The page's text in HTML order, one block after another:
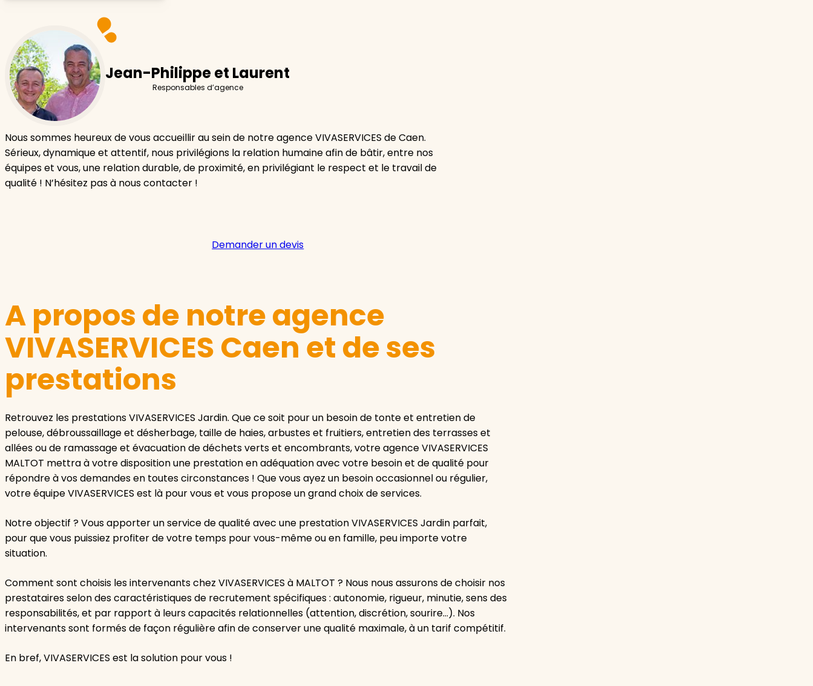
Jean-Philippe et Laurent
Responsables d’agence
Nous sommes heureux de vous accueillir au sein de notre agence VIVASERVICES de Caen.
Sérieux, dynamique et attentif, nous privilégions la relation humaine afin de bâtir, entre nos
équipes et vous, une relation durable, de proximité, en privilégiant le respect et le travail de
qualité ! N’hésitez pas à nous contacter !
Demander un devis
A propos de notre agence
VIVASERVICES Caen et de ses
prestations
Retrouvez les prestations VIVASERVICES Jardin. Que ce soit pour un besoin de tonte et entretien de
pelouse, débroussaillage et désherbage, taille de haies, arbustes et fruitiers, entretien des terrasses et
allées ou de ramassage et évacuation de déchets verts et encombrants, votre agence VIVASERVICES
MALTOT mettra à votre disposition une prestation en adéquation avec votre besoin et de qualité pour
répondre à vos demandes en toutes circonstances ! Que vous ayez un besoin occasionnel ou régulier,
votre équipe VIVASERVICES est là pour vous et vous propose un grand choix de services.
Notre objectif ? Vous apporter un service de qualité avec une prestation VIVASERVICES Jardin parfait,
pour que vous puissiez profiter de votre temps pour vous-même ou en famille, peu importe votre
situation.
Comment sont choisis les intervenants chez VIVASERVICES à MALTOT ? Nous nous assurons de choisir nos
prestataires selon des caractéristiques de recrutement spécifiques : autonomie, rigueur, minutie, sens des
responsabilités, et par rapport à leurs capacités relationnelles (attention, discrétion, sourire…). Nos
intervenants sont formés de façon régulière afin de conserver une qualité maximale, à un tarif compétitif.
En bref, VIVASERVICES est la solution pour vous !